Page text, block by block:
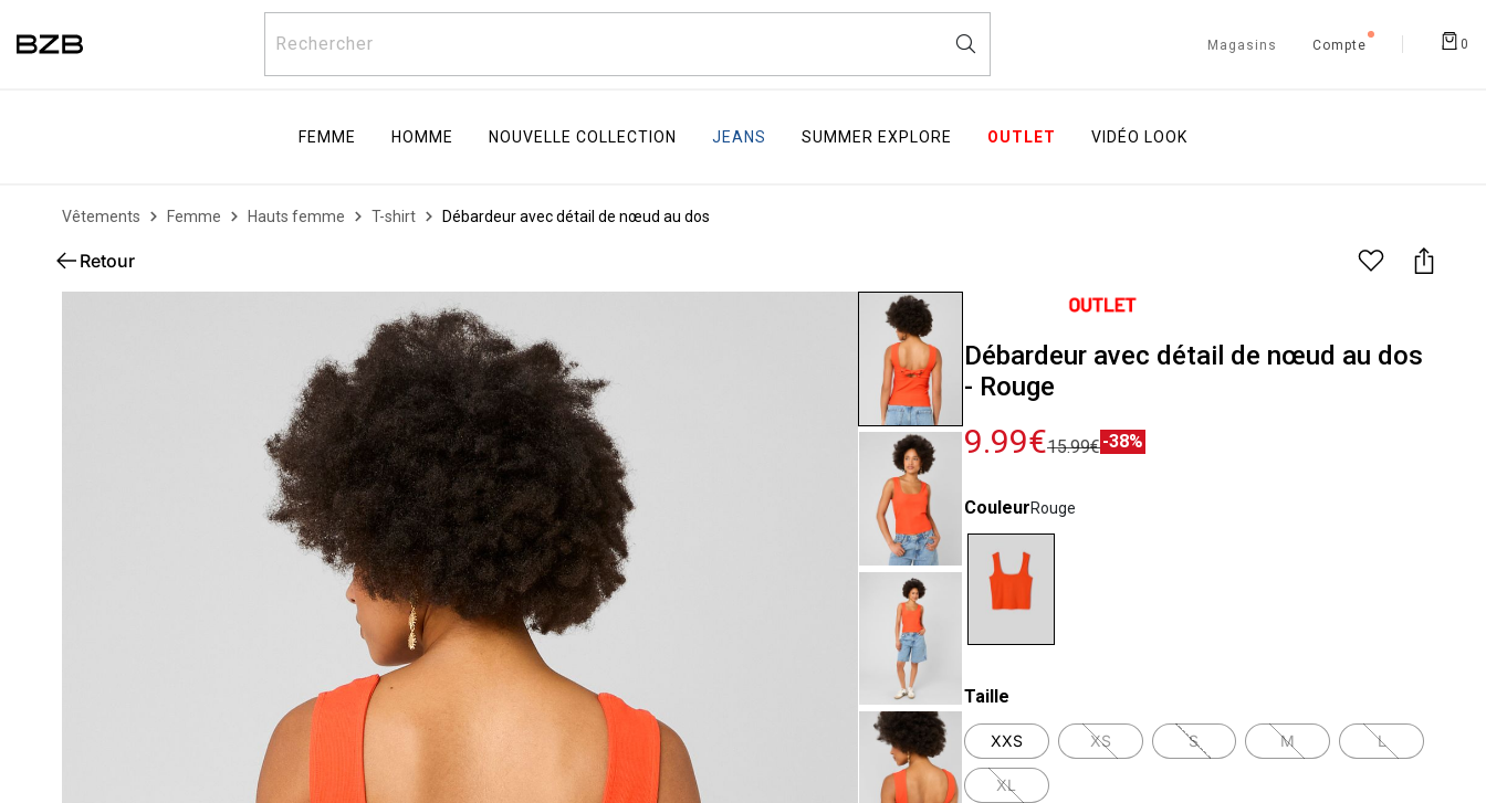
Rechercher Magasins Compte 0
FEMME HOMME NOUVELLE COLLECTION JEANS SUMMER EXPLORE OUTLET VIDÉO LOOK
Vêtements Femme Hauts femme T-shirt Débardeur avec détail de nœud au dos
Retour
Débardeur avec détail de nœud au dos
- Rouge
9.99€15.99€-38%
CouleurRouge
Taille
XXS XS S M L
XL